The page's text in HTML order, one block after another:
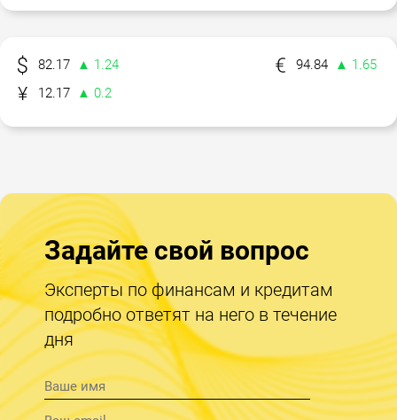
82.17 ▲ 1.24 94.84
▲ 1.65
12.17
▲ 0.2
Задайте свой вопрос
Эксперты по финансам и кредитам
подробно ответят на него в течение
дня